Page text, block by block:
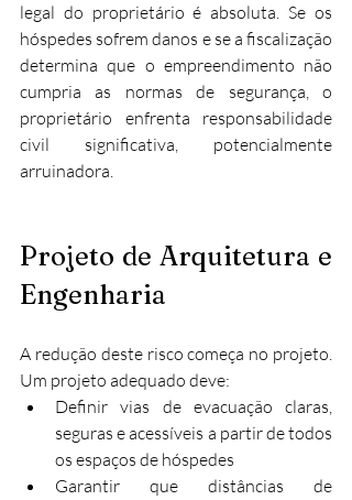
legal do proprietário é absoluta. Se os
hóspedes sofrem danos e se a fiscalização
determina que o empreendimento não
cumpria as normas de segurança, o
proprietário enfrenta responsabilidade
civil significativa, potencialmente
arruinadora.
Projeto de Arquitetura e
Engenharia
A redução deste risco começa no projeto.
Um projeto adequado deve:
Definir vias de evacuação claras,
seguras e acessíveis a partir de todos
os espaços de hóspedes
Garantir que distâncias de